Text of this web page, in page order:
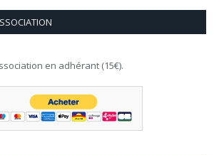
en adhérant (15€).